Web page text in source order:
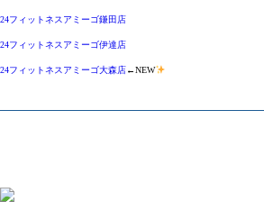
24フィットネスアミーゴ鎌田店
24フィットネスアミーゴ伊達店
24フィットネスアミーゴ大森店←NEW